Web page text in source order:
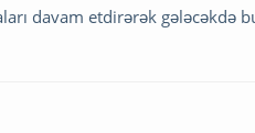
davam etdirərək gələcəkdə